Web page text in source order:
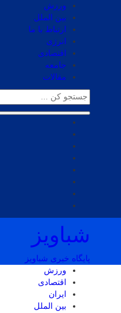
ورزش
بین الملل
ارتباط با ما
انرژی
اقتصادی
جامعه
مقالات
شباویز
پایگاه خبری شباویز
ورزش
اقتصادی
ایران
بین الملل